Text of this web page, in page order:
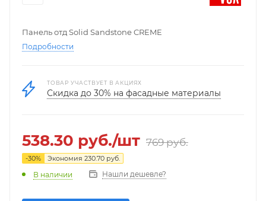
Панель отд Solid Sandstone CREME
Подробности
ТОВАР УЧАСТВУЕТ В АКЦИЯХ
Скидка до 30% на фасадные материалы
538.30 руб./шт 769руб.
-30% Экономия 230.70 руб.
В наличии Нашли дешевле?